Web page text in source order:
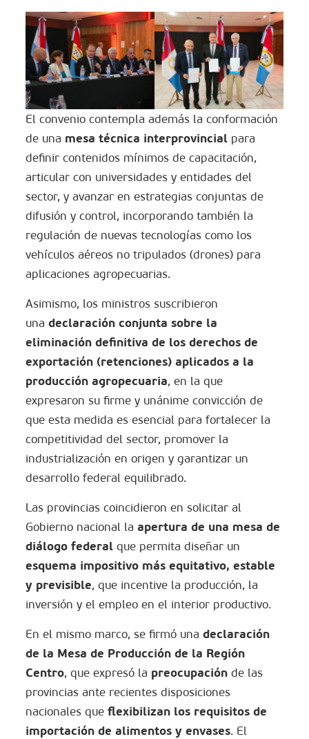
El convenio contempla además la conformación
de una mesa técnica interprovincialpara
definir contenidos mínimos de capacitación,
articular con universidades y entidades del
sector, y avanzar en estrategias conjuntas de
difusión y control, incorporando también la
regulación de nuevas tecnologías como los
vehículos aéreos no tripulados (drones) para
aplicaciones agropecuarias.
Asimismo, los ministros suscribieron
una declaración conjunta sobre la
eliminación definitiva de los derechos de
exportación (retenciones) aplicados a la
producción agropecuaria, en la que
expresaron su firme y unánime convicción de
que esta medida es esencial para fortalecer la
competitividad del sector, promover la
industrialización en origen y garantizar un
desarrollo federal equilibrado.
Las provincias coincidieron en solicitar al
Gobierno nacional la apertura de una mesa de
diálogo federalque permita diseñar un
esquema impositivo más equitativo, estable
y previsible, que incentive la producción, la
inversión y el empleo en el interior productivo.
En el mismo marco, se firmó una declaración
de la Mesa de Producción de la Región
Centro, que expresó la preocupaciónde las
provincias ante recientes disposiciones
nacionales que flexibilizan los requisitos de
importación de alimentos y envases. El